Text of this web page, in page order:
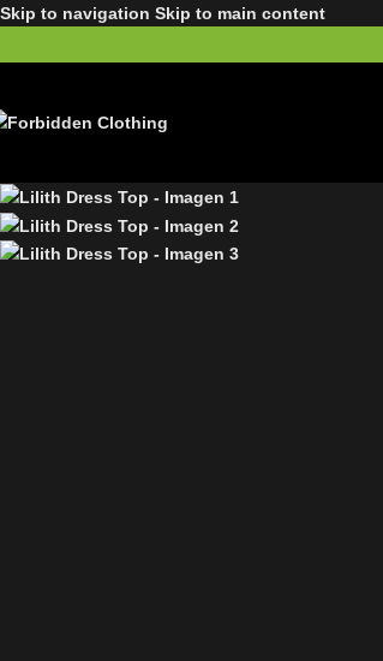
Skip to navigation Skip to main content
-50%